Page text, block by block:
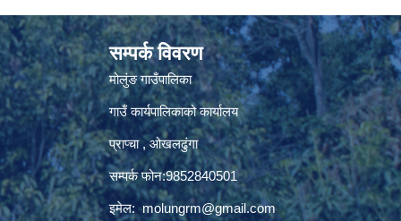
सम्पर्क विवरण
मोलुंङ गाउँपालिका
गाउँ कार्यपालिकाको कार्यालय
प्राप्चा , ओखलढुंगा
सम्पर्क फोन:9852840501
इमेल:molungrm@gmail.com